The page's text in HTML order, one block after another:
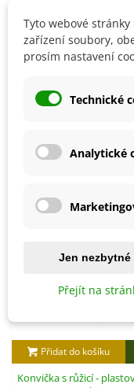
Kozlíček vyžaduje
Přidat do košíku
Konvička s růžicí -
Tyto webové
zařízení soubory,
prosím nastavení
Technické
Analytické
Jen nezbytné
Přejít na